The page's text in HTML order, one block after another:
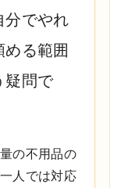
分でやれ
る範囲
疑問で
の不用品の
人では対応